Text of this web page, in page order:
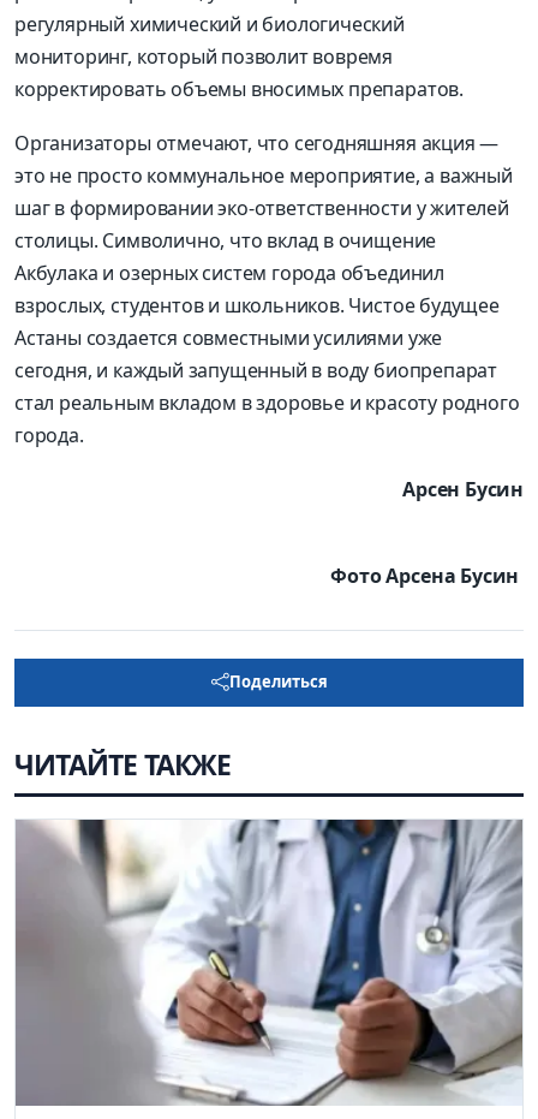
регулярный химический и биологический
мониторинг, который позволит вовремя
корректировать объемы вносимых препаратов.
Организаторы отмечают, что сегодняшняя акция —
это не просто коммунальное мероприятие, а важный
шаг в формировании эко-ответственности у жителей
столицы. Символично, что вклад в очищение
Акбулака и озерных систем города объединил
взрослых, студентов и школьников. Чистое будущее
Астаны создается совместными усилиями уже
сегодня, и каждый запущенный в воду биопрепарат
стал реальным вкладом в здоровье и красоту родного
города.
Арсен Бусин
Фото Арсена Бусин
Поделиться
ЧИТАЙТЕ ТАКЖЕ